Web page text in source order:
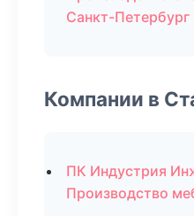
Санкт-Петербург
Компании в
ПК Индустрия
Производство